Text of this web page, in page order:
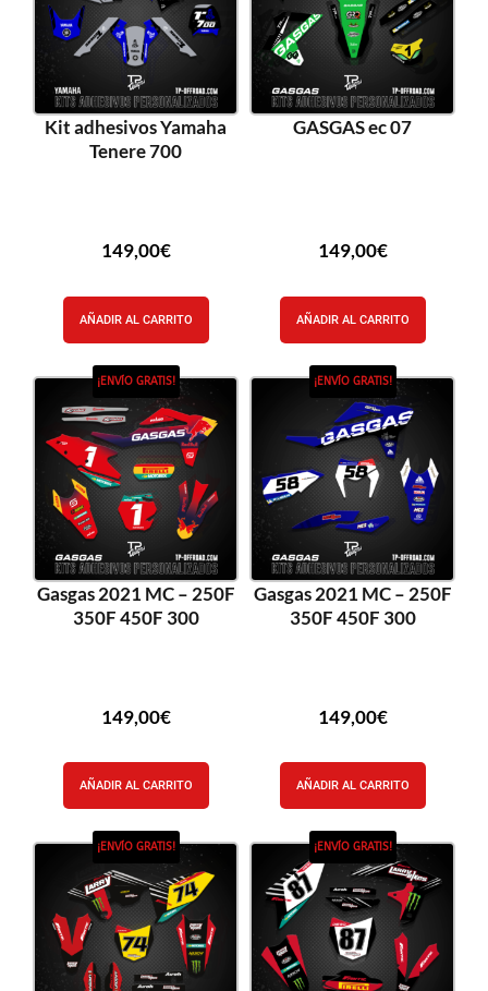
Kit adhesivos Yamaha
Tenere 700
149,00€
AÑADIR AL CARRITO
GASGAS ec 07
149,00€
AÑADIR AL CARRITO
¡ENVÍO GRATIS!
Gasgas 2021 MC – 250F
350F 450F 300
149,00€
AÑADIR AL CARRITO
¡ENVÍO GRATIS!
Gasgas 2021 MC – 250F
350F 450F 300
149,00€
AÑADIR AL CARRITO
¡ENVÍO GRATIS! ¡ENVÍO GRATIS!